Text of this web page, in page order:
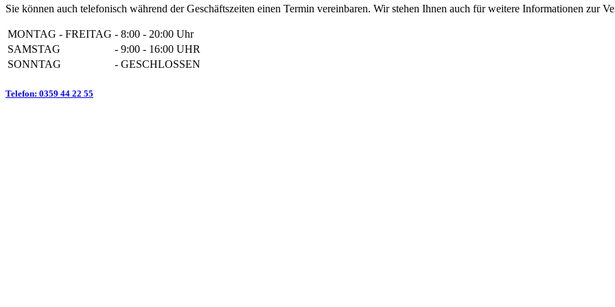
Sie können auch telefonisch während der Geschäftszeiten einen Termin vereinbaren. Wir stehen Ihnen auch für weitere Informationen zur
MONTAG - FREITAG - 8:00 - 20:00 Uhr
SAMSTAG
- 9:00 - 16:00 UHR
SONNTAG
- GESCHLOSSEN
Telefon: 0359 44 22 55